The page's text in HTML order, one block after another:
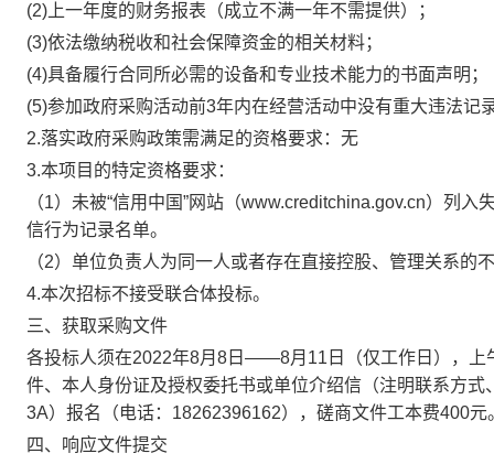
(2)上一年度的财务报表（成立不满一年不需提供）；
(3)依法缴纳税收和社会保障资金的相关材料；
(4)具备履行合同所必需的设备和专业技术能力的书面声明；
(5)参加政府采购活动前3年内在经营活动中没有重大违法记
2.落实政府采购政策需满足的资格要求：无
3.本项目的特定资格要求：
（1）未被“信用中国”网站（www.creditchina.gov.cn）列
信行为记录名单。
（2）单位负责人为同一人或者存在直接控股、管理关系
4.本次招标不接受联合体投标。
三、获取采购文件
各投标人须在2022年8月8日——8月11日（仅工作日），上
件、本人身份证及授权委托书或单位介绍信（注明联系方
3A）报名（电话：18262396162），磋商文件工本费400元
四、响应文件提交